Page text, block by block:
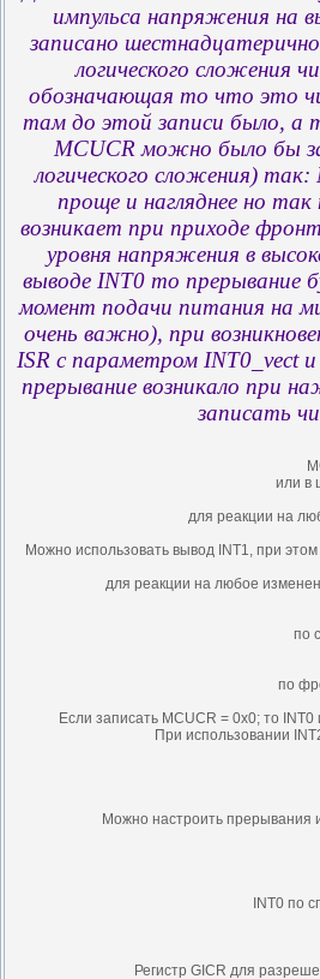
импульса напряжения на
записано
логического сложения
обозначающая то что это
там до этой записи было, а
MCUCR можно было бы
логического сложения)
проще и нагляднее но
возникает при приходе
уровня напряжения в
выводе INT0 то прерывание
момент подачи питания на
очень важно), при
ISR с параметром INT0_vect
прерывание возникало при
записать
или в
для реакции на
Можно использовать вывод INT1, при
для реакции на любое
по
по
Если записать MCUCR = 0x0; то
При использовании
Можно настроить прерывания
INT0 по
Регистр GICR для